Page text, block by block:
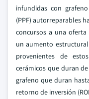
infundidas con
(PPF) autorreparables
concursos a una
un aumento
provenientes de
cerámicos que duran
grafeno que duran
retorno de inversión